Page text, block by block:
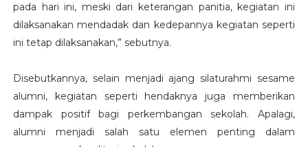
pada hari ini, meski dari keterangan panitia, kegiatan ini
dilaksanakan mendadak dan kedepannya kegiatan seperti
ini tetap dilaksanakan,” sebutnya.
Disebutkannya, selain menjadi ajang silaturahmi sesame
alumni, kegiatan seperti hendaknya juga memberikan
dampak positif bagi perkembangan sekolah. Apalagi,
alumni menjadi salah satu elemen penting dalam